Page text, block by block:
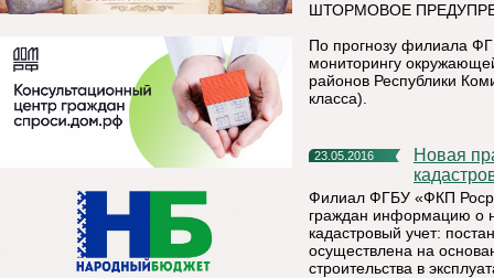
ШТОРМОВОЕ
По прогнозу филиала
мониторингу
районов Республики
класса).
23.05.2016
Новая практика постановки объектов недвижимости на
Филиал ФГБУ «ФКП
граждан информацию о
кадастровый учет:
осуществлена на
строительства в